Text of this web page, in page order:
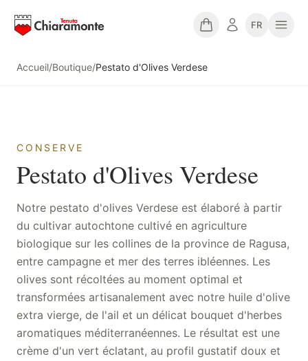
FR
Accueil/Boutique/Pestato d'Olives Verdese
CONSERVE
Pestato d'Olives Verdese
Notre pestato d'olives Verdese est élaboré à partir
du cultivar autochtone cultivé en agriculture
biologique sur les collines de la province de Ragusa,
entre campagne et mer des terres ibléennes. Les
olives sont récoltées au moment optimal et
transformées artisanalement avec notre huile d'olive
extra vierge, de l'ail et un délicat bouquet d'herbes
aromatiques méditerranéennes. Le résultat est une
crème d'un vert éclatant, au profil gustatif doux et